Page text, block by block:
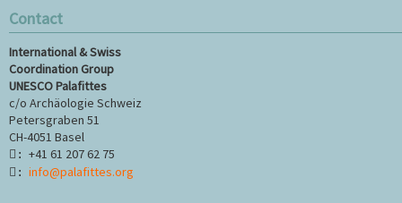
Contact
International & Swiss
Coordination Group
UNESCO Palafittes
c/o Archäologie Schweiz
Petersgraben 51
CH-4051 Basel
: +41 61 207 62 75
: info@palafittes.org